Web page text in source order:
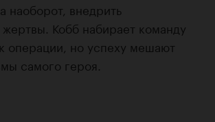
наоборот, внедрить
Кобб набирает команду
операции, но успеху мешают
самого героя.